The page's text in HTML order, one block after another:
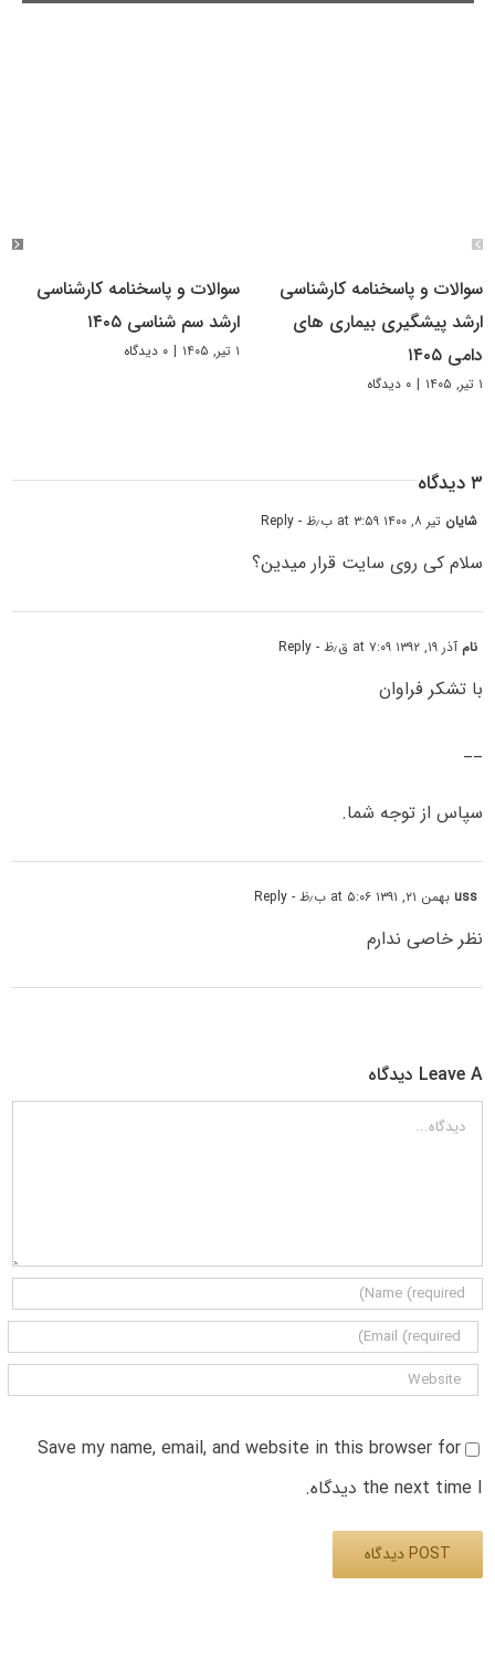
سوالات و پاسخنامه کارشناسی
ارشد پیشگیری بیماری های
دامی ۱۴۰۵
۱ تیر, ۱۴۰۵ | ۰ دیدگاه
سوالات و پاسخنامه کارشناسی
ارشد سم شناسی ۱۴۰۵
۱ تیر, ۱۴۰۵ | ۰ دیدگاه
۳ دیدگاه
شایان تیر ۸, ۱۴۰۰ at ۳:۵۹ ب٫ظ - Reply
سلام کی روی سایت قرار میدین؟
نام آذر ۱۹, ۱۳۹۲ at ۷:۰۹ ق٫ظ - Reply
با تشکر فراوان
__
سپاس از توجه شما.
ussبهمن ۲۱, ۱۳۹۱ at ۵:۰۶ ب٫ظ - Reply
نظر خاصی ندارم
Leave A دیدگاه
دیدگاه
Save my name, email, and website in this browser for
the next time I دیدگاه.